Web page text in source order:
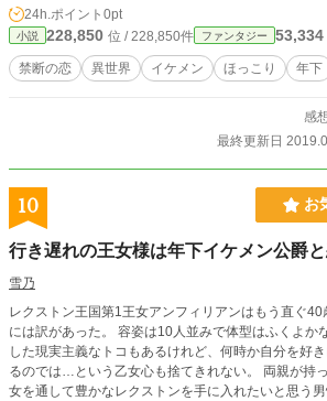
す。
24h.ポイント 0pt
小説 228,850 位 / 228,850件 ファンタジー 53,334
禁断の恋 異世界 イケメン ほっこり 年下
感
最終更新日
10 お
行き遅れの王女様は年下イケメン公爵
雪乃
レクストン王国第1王女アンフィリアンはもう直ぐ
には訳があった。 容姿は10人並みで体型はふくよか
した現実主義なトコもあるけれど、何時か自分を好
るのでは…という乙女心も捨てきれない。 両親が持
女を通して豊かなレクストンを手に入れたいと思う